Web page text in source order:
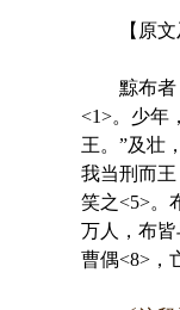
【原文
黥布者，
<1>。少年
王。”及壮
我当刑而
笑之<5>。
万人，布
曹偶<8>，